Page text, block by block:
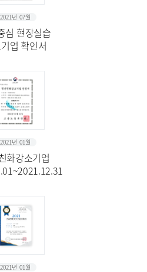
2021년 07월
심 현장실습
업 확인서
2021년 01월
화강소기업
2021년 01월